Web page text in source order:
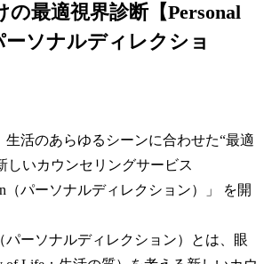
最適視界診断【Personal
ソナルディレクショ
生活のあらゆるシーンに合わせた“最適
しいカウンセリングサービス
（パーソナルディレクション）」 を開
パーソナルディレクション）とは、眼